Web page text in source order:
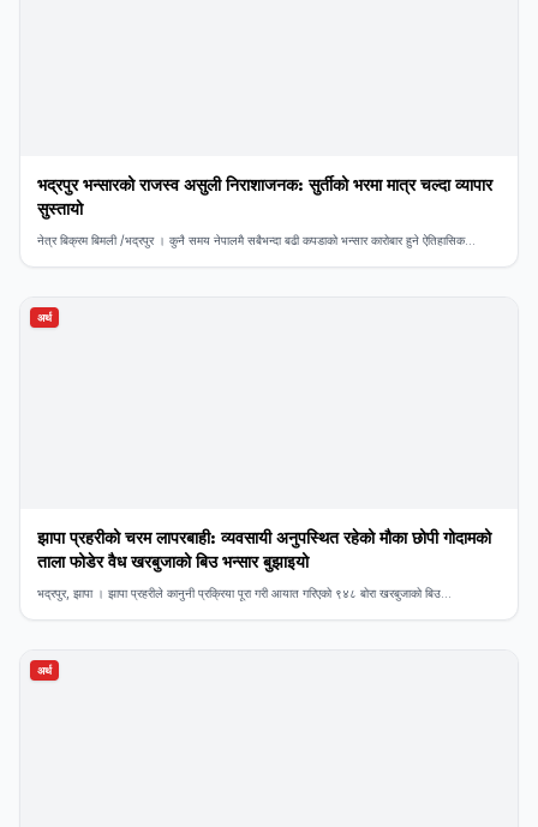
भद्रपुर भन्सारको राजस्व असुली निराशाजनक: सुर्तीको भरमा मात्र चल्दा व्यापार
सुस्तायो
नेत्र बिक्रम बिमली /भद्रपुर । कुनै समय नेपालमै सबैभन्दा बढी कपडाको भन्सार कारोबार हुने ऐतिहासिक...
अर्थ
झापा प्रहरीको चरम लापरबाही: व्यवसायी अनुपस्थित रहेको मौका छोपी गोदामको
ताला फोडेर वैध खरबुजाको बिउ भन्सार बुझाइयो
भद्रपुर, झापा । झापा प्रहरीले कानुनी प्रक्रिया पूरा गरी आयात गरिएको ९४८ बोरा खरबुजाको बिउ...
अर्थ